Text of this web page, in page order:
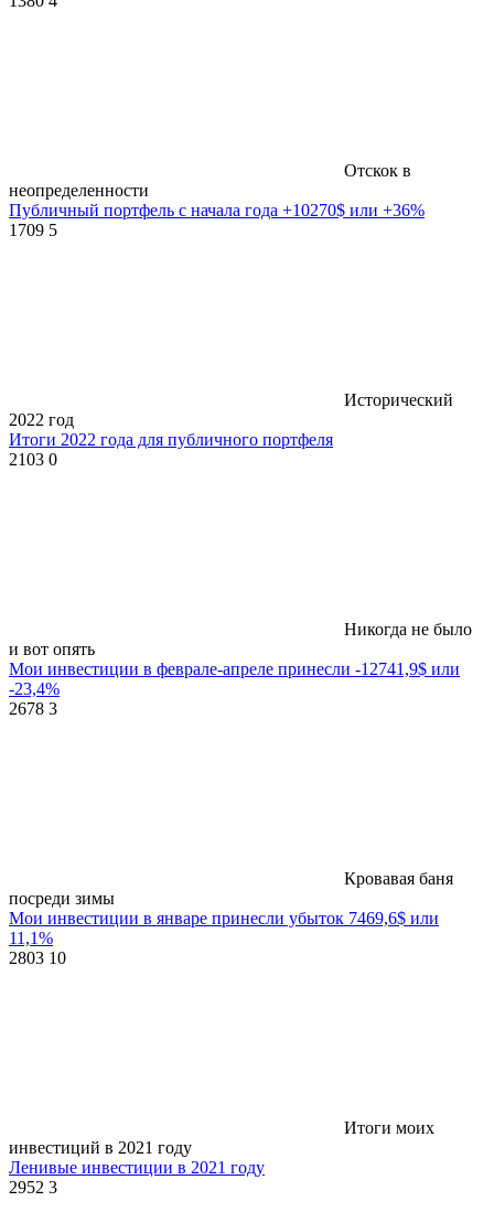
Отскок в
неопределенности
Публичный портфель с начала года +10270$ или +36%
1709 5
Исторический
2022 год
Итоги 2022 года для публичного портфеля
2103 0
Никогда не было
и вот опять
Мои инвестиции в феврале-апреле принесли -12741,9$ или
-23,4%
2678 3
Кровавая баня
посреди зимы
Мои инвестиции в январе принесли убыток 7469,6$ или
11,1%
2803 10
Итоги моих
инвестиций в 2021 году
Ленивые инвестиции в 2021 году
2952 3